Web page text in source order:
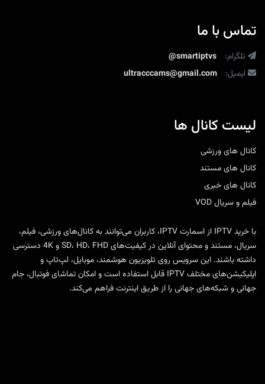
تماس با ما
تلگرام:
@smartiptvs
ایمیل:
ultracccams@gmail.com
لیست کانال ها
کانال های ورزشی
کانال های مستند
کانال های خبری
فیلم و سریال VOD
با خرید IPTV ازاسمارت IPTV
، کاربران می‌توانند به کانال‌های ورزشی، فیلم،
سریال، مستند و محتوای آنلاین در کیفیت‌های SD، HD، FHD و 4K دسترسی
داشته باشند. این سرویس روی تلویزیون هوشمند، موبایل، لپ‌تاپ و
اپلیکیشن‌های مختلف IPTV قابل استفاده است و امکان تماشای فوتبال، جام
جهانی و شبکه‌های جهانی را از طریق اینترنت فراهم می‌کند.